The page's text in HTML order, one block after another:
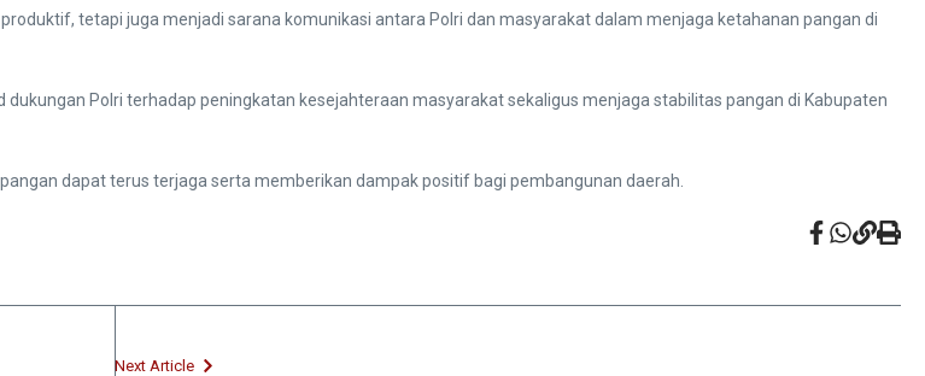
tetapi juga menjadi sarana komunikasi antara Polri dan masyarakat dalam menjaga ketahanan pangan di
Polri terhadap peningkatan kesejahteraan masyarakat sekaligus menjaga stabilitas pangan di Kabupaten
dapat terus terjaga serta memberikan dampak positif bagi pembangunan daerah.
Next Article